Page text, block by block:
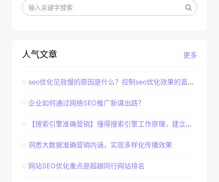
更多
人气文章
seo优化见效慢的原因是什么？控制seo优化效果的直接因素
企业如何通过网络SEO推广新谋出路？
【搜索引擎准确营销】懂得搜索引擎工作原理，建立准确客户群体
洞悉大数据准确营销内涵，实现多样化传播效果
网站SEO优化重点是超越同行网站排名